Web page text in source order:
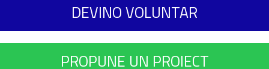
DEVINO VOLUNTAR
PROPUNE UN PROIECT